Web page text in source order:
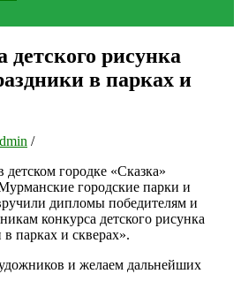
детского рисунка
в парках и
/
городке «Сказка»
городские парки и
дипломы победителям и
конкурса детского рисунка
парках и скверах».
и желаем дальнейших